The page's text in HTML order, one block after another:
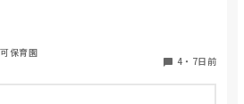
人補助の先生がいますが、補助の先
要支援児数名おり、そちらの対応
しているとクラス全体の流れが止ま
全体が落ち着かなくなってしまう。
保育園
4 ・ 7日前